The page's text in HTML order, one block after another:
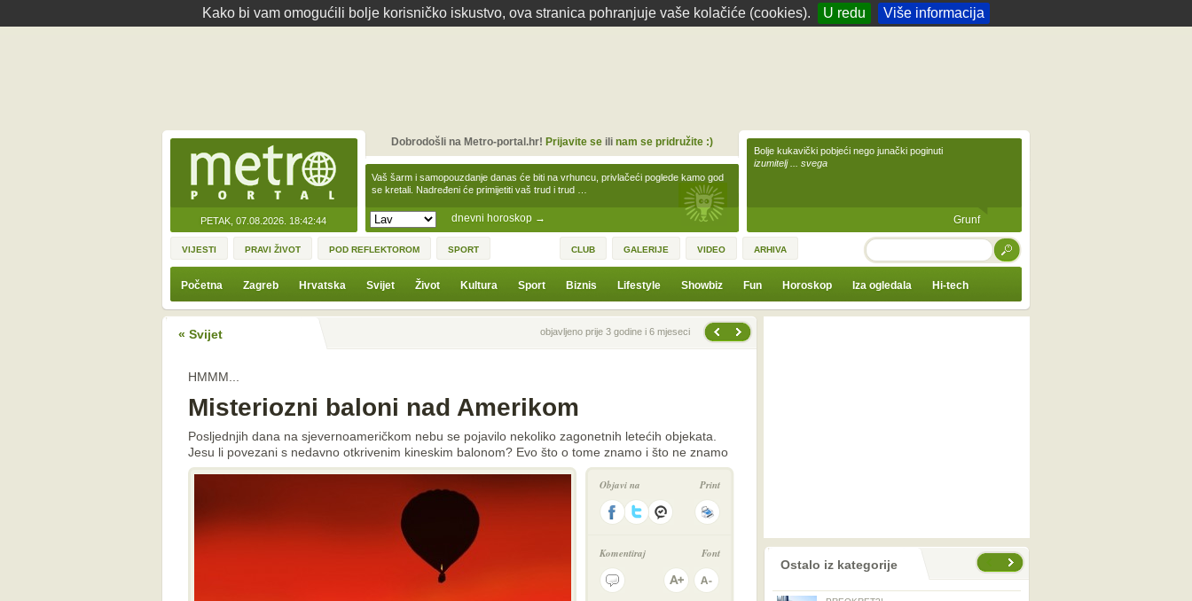
Kako bi vam omogućili bolje korisničko iskustvo, ova stranica pohranjuje vaše kolačiće (cookies). U redu Više informacija
PETAK, 07.08.2026. 18:42:44 dnevni horoskop →
Vaš šarm i samopouzdanje danas će biti na vrhuncu, privlačeći poglede kamo god
se kretali. Nadređeni će primijetiti vaš trud i trud …
Dobrodošli na Metro-portal.hr! Prijavite seili nam se pridružite :)
Bolje kukavički pobjeći nego junački poginuti
izumitelj ... svega
Grunf
VIJESTI PRAVI ŽIVOT POD REFLEKTOROM SPORT CLUB GALERIJE VIDEO ARHIVA TRAŽI
Početna Zagreb Hrvatska Svijet Život Kultura Sport Biznis Lifestyle Showbiz Fun Horoskop Iza ogledala Hi-tech
« Svijet Prethodna vijestobjavljeno prije 3 godine i 6 mjeseci
HMMM...
Misteriozni baloni nad Amerikom
Posljednjih dana na sjevernoameričkom nebu se pojavilo nekoliko zagonetnih letećih objekata.
Jesu li povezani s nedavno otkrivenim kineskim balonom? Evo što o tome znamo i što ne znamo
Objavi na Print
Komentiraj Fontprethodno Ostalo iz kategorije